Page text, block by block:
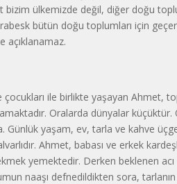
bizim ülkemizde değil, diğer doğu
bütün doğu toplumları için
açıklanamaz.
ile birlikte yaşayan Ahmet,
Oralarda dünyalar küçüktür.
Günlük yaşam, ev, tarla ve kahve
Ahmet, babası ve erkek
yemektedir. Derken beklenen acı
naaşı defnedildikten sora,